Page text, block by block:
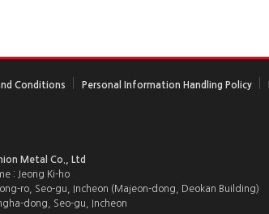
Conditions Personal Information Handling Policy
Metal Co., Ltd
: Jeong Ki-ho
ro, Seo-gu, Incheon (Majeon-dong, Deokan Building)
dong, Seo-gu, Incheon